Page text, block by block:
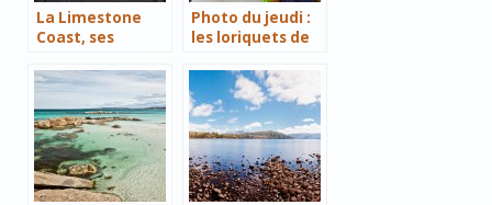
La Limestone
Coast, ses
et ses lacs
Photo du jeudi :
les loriquets de